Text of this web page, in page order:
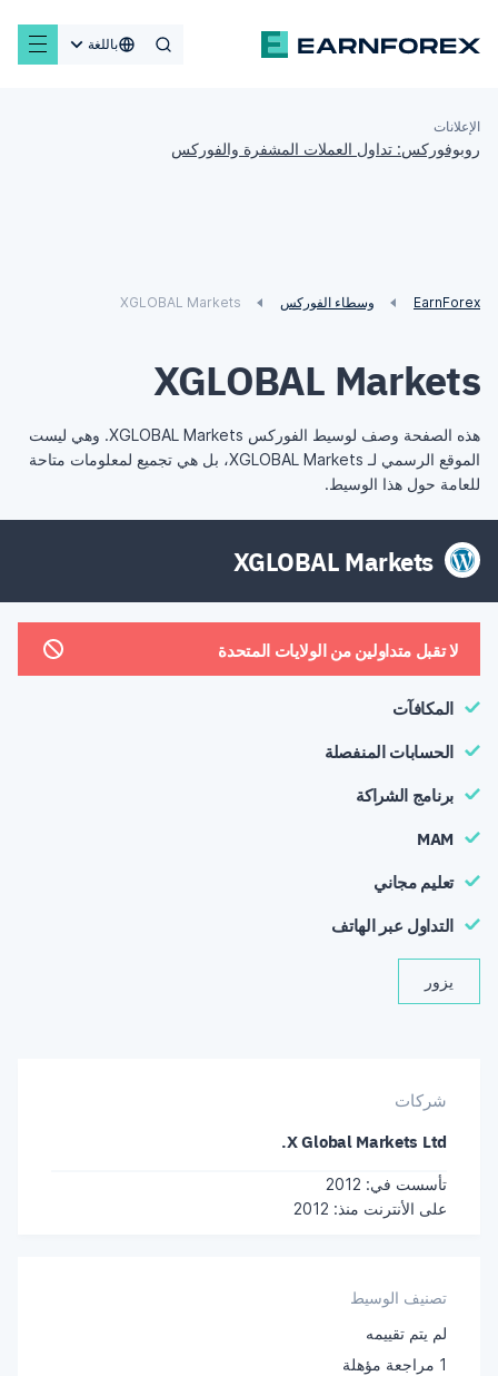
باللغة
الإعلانات
روبوفوركس: تداول العملات المشفرة والفوركس
EarnForex وسطاء الفوركس XGLOBAL Markets
XGLOBAL Markets
هذه الصفحة وصف لوسيط الفوركس XGLOBAL Markets. وهي ليست
الموقع الرسمي لـ XGLOBAL Markets، بل هي تجميع لمعلومات متاحة
للعامة حول هذا الوسيط.
XGLOBAL Markets
لا تقبل متداولين من الولايات المتحدة
المكافآت
الحسابات المنفصلة
برنامج الشراكة
MAM
تعليم مجاني
التداول عبر الهاتف
يزور
شركات
X Global Markets Ltd.
تأسست في: 2012
على الأنترنت منذ: 2012
تصنيف الوسيط
لم يتم تقييمه
1 مراجعة مؤهلة